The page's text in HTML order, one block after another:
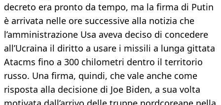
decreto era pronto da tempo, ma la firma di Putin
è arrivata nelle ore successive alla notizia che
l’amministrazione Usa aveva deciso di concedere
all’Ucraina il diritto a usare i missili a lunga gittata
Atacms fino a 300 chilometri dentro il territorio
russo. Una firma, quindi, che vale anche come
risposta alla decisione di Joe Biden, a sua volta